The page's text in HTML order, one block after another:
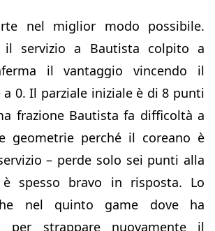
nel miglior modo possibile.
il servizio a Bautista colpito a
il vantaggio vincendo il
a 0. Il parziale iniziale è di 8 punti
frazione Bautista fa difficoltà a
geometrie perché il coreano è
– perde solo sei punti alla
spesso bravo in risposta. Lo
nel quinto game dove ha
per strappare nuovamente il